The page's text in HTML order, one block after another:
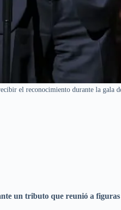
el reconocimiento durante la gala
un tributo que reunió a